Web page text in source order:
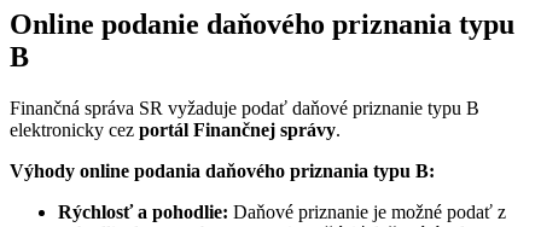
Online podanie daňového priznania typu
B
Finančná správa SR vyžaduje podať daňové priznanie typu B
elektronicky cez portál Finančnej správy.
Výhody online podania daňového priznania typu B:
Rýchlosť a pohodlie: Daňové priznanie je možné podať z